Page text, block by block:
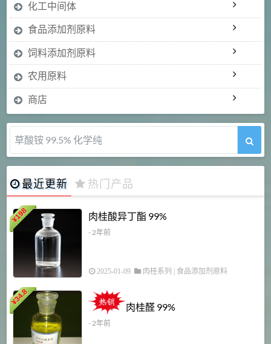
化工中间体
食品添加剂原料
饲料添加剂原料
农用原料
商店
草酸铵 99.5% 化学纯
最近更新 热门产品
¥
198 肉桂酸异丁酯 99%
- 2年前
2025-01-09 肉桂系列 食品添加剂原料
¥
34.8
肉桂醛 99%
- 2年前